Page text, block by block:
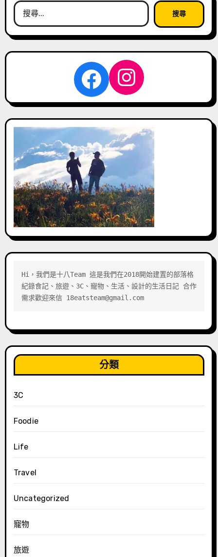
搜
尋
關
Facebook
Hi，我們是十八Team 這是我們在2018開始建置的部落格
紀錄食記、旅遊、3C、寵物、生活、設計的生活日記 合作
需求歡迎來信 18eatsteam@gmail.com
分類
3C
Foodie
Life
Travel
Uncategorized
寵物
旅遊